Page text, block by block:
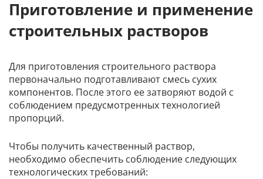
Приготовление и применение
строительных растворов
Для приготовления строительного раствора
первоначально подготавливают смесь сухих
компонентов. После этого ее затворяют водой с
соблюдением предусмотренных технологией
пропорций.
Чтобы получить качественный раствор,
необходимо обеспечить соблюдение следующих
технологических требований: